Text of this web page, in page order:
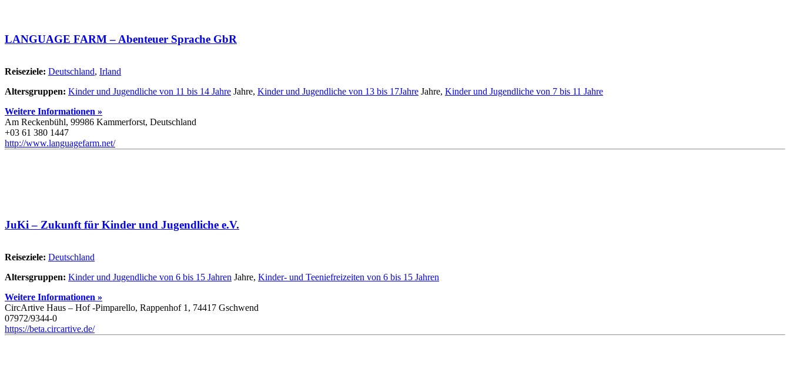
LANGUAGE FARM – Abenteuer Sprache GbR
Reiseziele: Deutschland, Irland
Altersgruppen: Kinder und Jugendliche von 11 bis 14 Jahre Jahre, Kinder und Jugendliche von 13 bis 17Jahre Jahre, Kinder und Jugendliche von 7 bis 11 Jahre
Weitere Informationen »
Am Reckenbühl, 99986 Kammerforst, Deutschland
+03 61 380 1447
http://www.languagefarm.net/
JuKi – Zukunft für Kinder und Jugendliche e.V.
Reiseziele: Deutschland
Altersgruppen: Kinder und Jugendliche von 6 bis 15 Jahren Jahre, Kinder- und Teeniefreizeiten von 6 bis 15 Jahren
Weitere Informationen »
CircArtive Haus – Hof -Pimparello, Rappenhof 1, 74417 Gschwend
07972/9344-0
https://beta.circartive.de/